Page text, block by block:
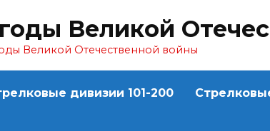
Великой
Великой Отечественной войны
дивизии 101-200